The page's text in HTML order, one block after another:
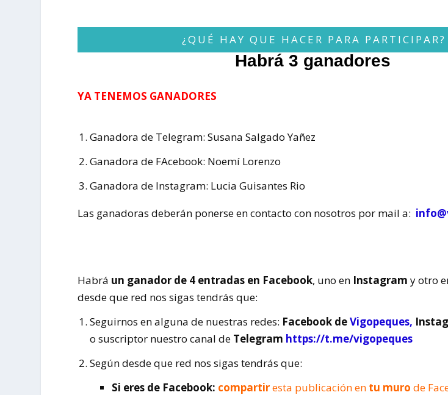
¿QUÉ HAY QUE HACER PARA PARTICIPAR?
Habrá 3 ganadores
YA TENEMOS GANADORES
Ganadora de Telegram: Susana Salgado Yañez
Ganadora de FAcebook: Noemí Lorenzo
Ganadora de Instagram: Lucia Guisantes Rio
Las ganadoras deberán ponerse en contacto con nosotros por mail a:
Habrá un ganador de 4 entradas en Facebook, uno en Instagram y otro
desde que red nos sigas tendrás que:
Seguirnos en alguna de nuestras redes: Facebook deVigopeques,
o suscriptor nuestro canal deTelegram https://t.me/vigopeques
Según desde que red nos sigas tendrás que:
Si eres de Facebook: compartiresta publicación en tu murode